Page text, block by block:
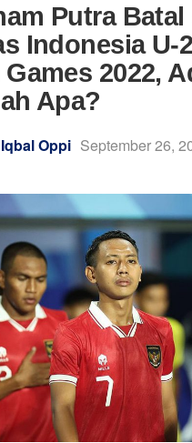
Putra
Indonesia U-
2022,
Apa?
Iqbal Oppi September 26,